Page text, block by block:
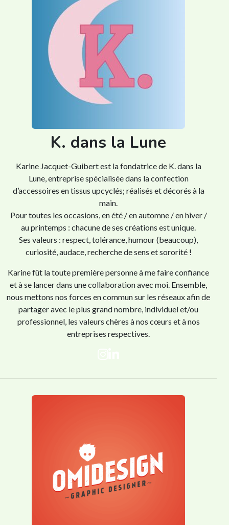
K. dans la Lune
Karine Jacquet-Guibert est la fondatrice de K. dans la
Lune, entreprise spécialisée dans la confection
d’accessoires en tissus upcyclés; réalisés et décorés à la
main.
Pour toutes les occasions, en été / en automne / en hiver /
au printemps : chacune de ses créations est unique.
Ses valeurs : respect, tolérance, humour (beaucoup),
curiosité, audace, recherche de sens et sororité !
Karine fût la toute première personne à me faire confiance
et à se lancer dans une collaboration avec moi. Ensemble,
nous mettons nos forces en commun sur les réseaux afin de
partager avec le plus grand nombre, individuel et/ou
professionnel, les valeurs chères à nos cœurs et à nos
entreprises respectives.